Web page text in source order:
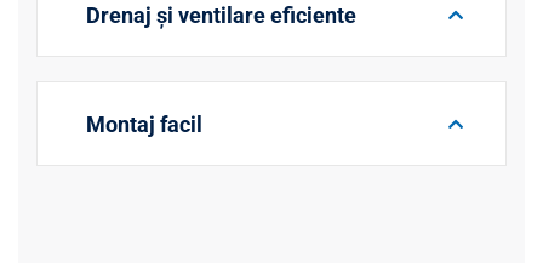
Drenaj și ventilare eficiente
Montaj facil